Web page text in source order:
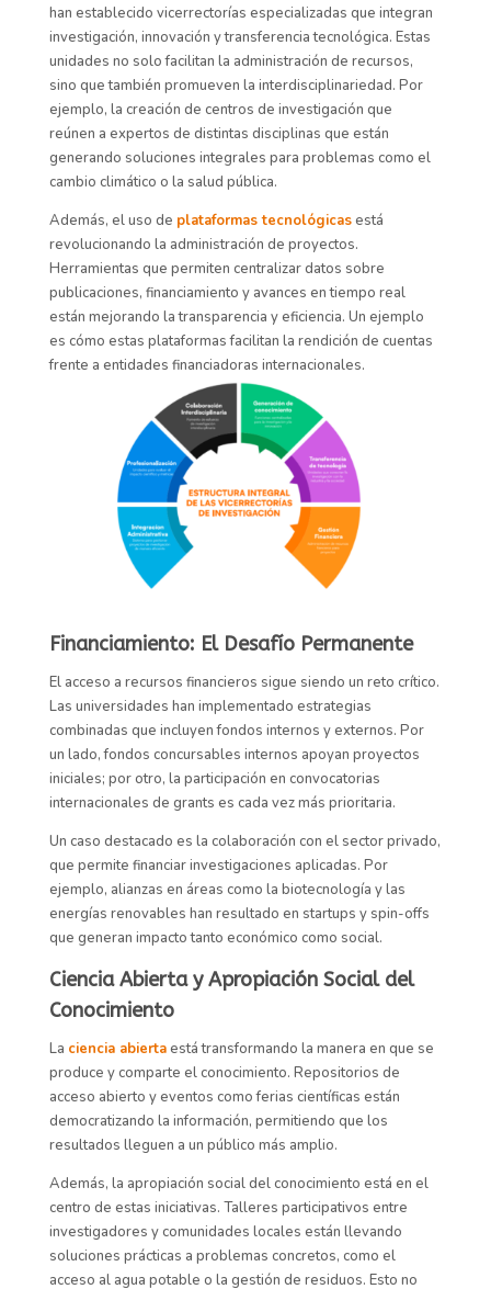
han establecido vicerrectorías especializadas que integran
investigación, innovación y transferencia tecnológica. Estas
unidades no solo facilitan la administración de recursos,
sino que también promueven la interdisciplinariedad. Por
ejemplo, la creación de centros de investigación que
reúnen a expertos de distintas disciplinas que están
generando soluciones integrales para problemas como el
cambio climático o la salud pública.
Además, el uso de plataformas tecnológicasestá
revolucionando la administración de proyectos.
Herramientas que permiten centralizar datos sobre
publicaciones, financiamiento y avances en tiempo real
están mejorando la transparencia y eficiencia. Un ejemplo
es cómo estas plataformas facilitan la rendición de cuentas
frente a entidades financiadoras internacionales.
Financiamiento: El Desafío Permanente
El acceso a recursos financieros sigue siendo un reto crítico.
Las universidades han implementado estrategias
combinadas que incluyen fondos internos y externos. Por
un lado, fondos concursables internos apoyan proyectos
iniciales; por otro, la participación en convocatorias
internacionales de grants es cada vez más prioritaria.
Un caso destacado es la colaboración con el sector privado,
que permite financiar investigaciones aplicadas. Por
ejemplo, alianzas en áreas como la biotecnología y las
energías renovables han resultado en startups y spin-offs
que generan impacto tanto económico como social.
Ciencia Abierta y Apropiación Social del
Conocimiento
La ciencia abiertaestá transformando la manera en que se
produce y comparte el conocimiento. Repositorios de
acceso abierto y eventos como ferias científicas están
democratizando la información, permitiendo que los
resultados lleguen a un público más amplio.
Además, la apropiación social del conocimiento está en el
centro de estas iniciativas. Talleres participativos entre
investigadores y comunidades locales están llevando
soluciones prácticas a problemas concretos, como el
acceso al agua potable o la gestión de residuos. Esto no